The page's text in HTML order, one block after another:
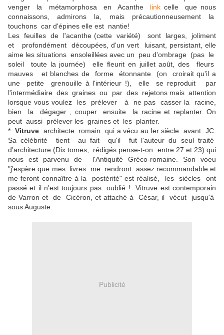
venger la métamorphosa en Acanthe link celle que nous
connaissons, admirons la, mais précautionneusement la
touchons car d'épines elle est nantie!
Les feuilles de l'acanthe (cette variété) sont larges, joliment
et profondément découpées, d'un vert luisant, persistant, elle
aime les situations ensoleillées avec un peu d'ombrage (pas le
soleil toute la journée) elle fleurit en juillet août, des fleurs
mauves et blanches de forme étonnante (on croirait qu'il a
une petite grenouille à l'intérieur !), elle se reproduit par
l'intermédiaire des graines ou par des rejetons mais attention
lorsque vous voulez les prélever à ne pas casser la racine,
bien la dégager , couper ensuite la racine et replanter. On
peut aussi prélever les graines et les planter.
* Vitruvearchitecte romain qui a vécu au Ier siècle avant JC.
Sa célébrité tient au fait qu'il fut l'auteur du seul traité
d'architecture (Dix tomes, rédigés pense-t-on entre 27 et 23) qui
nous est parvenu de l'Antiquité Gréco-romaine. Son voeu
"j'espère que mes livres me rendront assez recommandable et
me feront connaître à la postérité" est réalisé, les siècles ont
passé et il n'est toujours pas oublié ! Vitruve est contemporain
de Varron et de Cicéron, et attaché à César, il vécut jusqu'à
sous Auguste.
Publicité